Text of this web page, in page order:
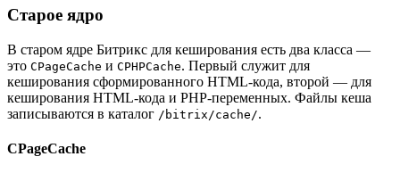
Старое ядро
В старом ядре Битрикс для кеширования есть два класса —
это CPageCache и CPHPCache. Первый служит для
кеширования сформированного HTML-кода, второй — для
кеширования HTML-кода и PHP-переменных. Файлы кеша
записываются в каталог /bitrix/cache/.
CPageCache